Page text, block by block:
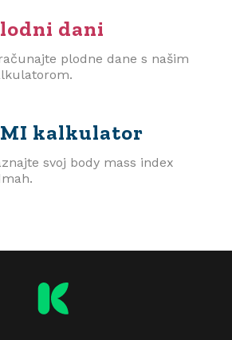
dani
plodne dane s našim
kalkulator
svoj body mass index